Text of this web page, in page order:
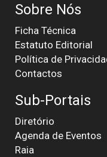
Sobre Nós
Ficha Técnica
Estatuto Editorial
Política de
Contactos
Sub-Portais
Diretório
Agenda de Eventos
Raia